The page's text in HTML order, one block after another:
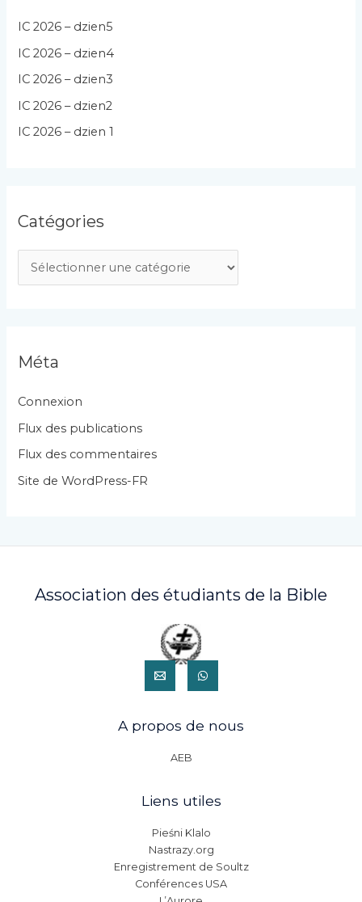
IC 2026 – dzien5
IC 2026 – dzien4
IC 2026 – dzien3
IC 2026 – dzien2
IC 2026 – dzien 1
Catégories
a
g
r
i
e
Méta
Connexion
Flux des publications
Flux des commentaires
Site de WordPress-FR
Association des étudiants de la Bible
A propos de nous
AEB
Liens utiles
Pieśni Klalo
Nastrazy.org
Enregistrement de Soultz
Conférences USA